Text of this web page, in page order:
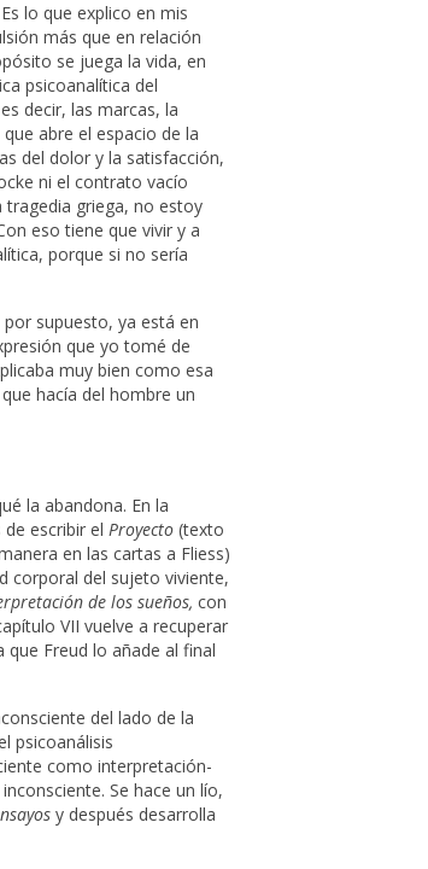
lo que explico en mis
más que en relación
se juega la vida, en
psicoanalítica del
decir, las marcas, la
abre el espacio de la
del dolor y la satisfacción,
ni el contrato vacío
tragedia griega, no estoy
eso tiene que vivir y a
porque si no sería
supuesto, ya está en
que yo tomé de
muy bien como esa
hacía del hombre un
la abandona. En la
escribir el Proyecto (texto
en las cartas a Fliess)
corporal del sujeto viviente,
de los sueños, con
VII vuelve a recuperar
Freud lo añade al final
del lado de la
psicoanálisis
como interpretación-
Se hace un lío,
y después desarrolla